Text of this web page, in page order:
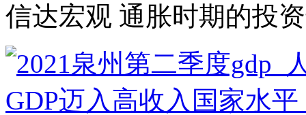
信达宏观 通胀时期的投